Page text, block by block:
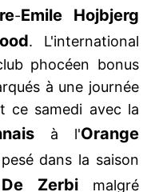
-Emile Hojbjerg
. L'international
phocéen bonus
à une journée
ce samedi avec la
à l'Orange
dans la saison
Zerbi
malgré